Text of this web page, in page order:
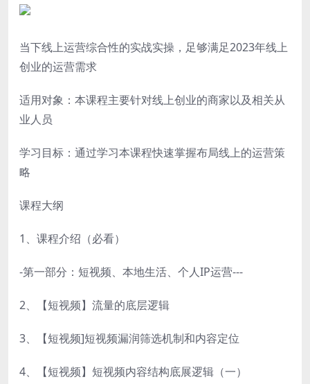
当下线上运营综合性的实战实操，足够满足2023年线上
创业的运营需求
适用对象：本课程主要针对线上创业的商家以及相关从
业人员
学习目标：通过学习本课程快速掌握布局线上的运营策
略
课程大纲
1、课程介绍（必看）
-第一部分：短视频、本地生活、个人IP运营---
2、【短视频】流量的底层逻辑
3、【短视频]短视频漏润筛选机制和内容定位
4、【短视频】短视频内容结构底展逻辑（一）